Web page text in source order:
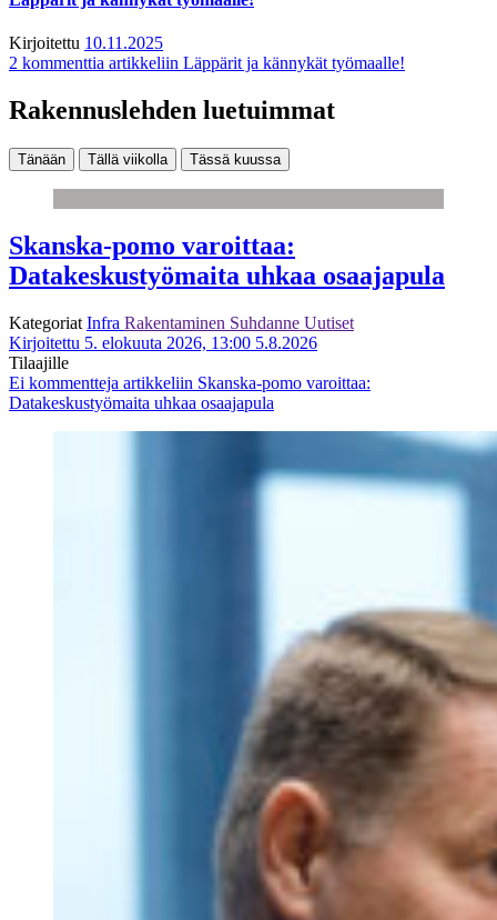
Kirjoitettu 10.11.2025
2 kommenttia artikkeliin Läppärit ja kännykät työmaalle!
Rakennuslehden luetuimmat
Tänään Tällä viikolla Tässä kuussa
Skanska-pomo varoittaa:
Datakeskustyömaita uhkaa osaajapula
Kategoriat Infra Rakentaminen Suhdanne Uutiset
Kirjoitettu 5. elokuuta 2026, 13:00 5.8.2026
Tilaajille
Ei kommentteja artikkeliin Skanska-pomo varoittaa:
Datakeskustyömaita uhkaa osaajapula